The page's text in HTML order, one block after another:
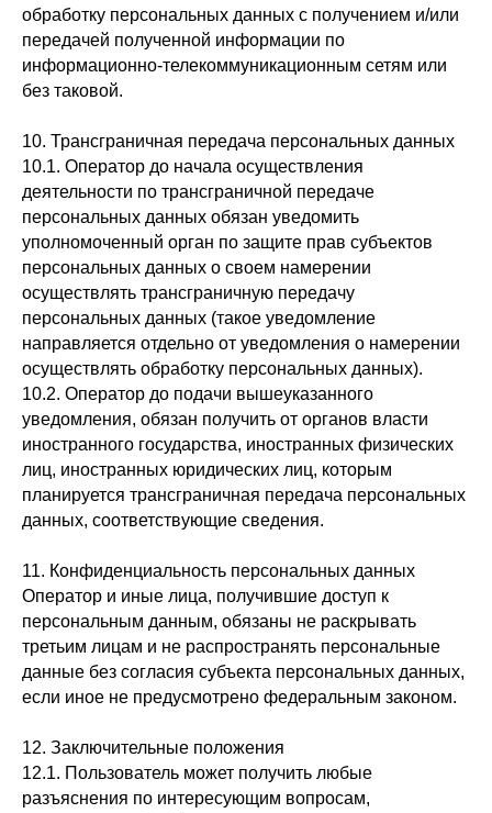
обработку персональных данных с получением и/или
передачей полученной информации по
информационно-телекоммуникационным сетям или
без таковой.
10. Трансграничная передача персональных данных
10.1. Оператор до начала осуществления
деятельности по трансграничной передаче
персональных данных обязан уведомить
уполномоченный орган по защите прав субъектов
персональных данных о своем намерении
осуществлять трансграничную передачу
персональных данных (такое уведомление
направляется отдельно от уведомления о намерении
осуществлять обработку персональных данных).
10.2. Оператор до подачи вышеуказанного
уведомления, обязан получить от органов власти
иностранного государства, иностранных физических
лиц, иностранных юридических лиц, которым
планируется трансграничная передача персональных
данных, соответствующие сведения.
11. Конфиденциальность персональных данных
Оператор и иные лица, получившие доступ к
персональным данным, обязаны не раскрывать
третьим лицам и не распространять персональные
данные без согласия субъекта персональных данных,
если иное не предусмотрено федеральным законом.
12. Заключительные положения
12.1. Пользователь может получить любые
разъяснения по интересующим вопросам,